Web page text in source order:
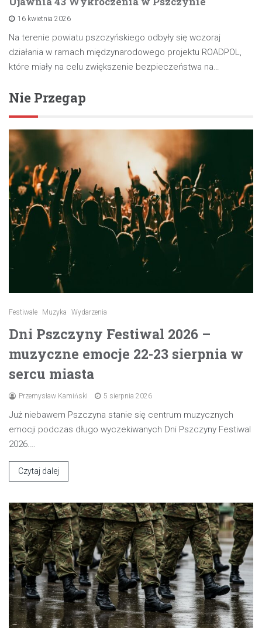
16 kwietnia 2026
Na terenie powiatu pszczyńskiego odbyły się wczoraj
działania w ramach międzynarodowego projektu ROADPOL,
które miały na celu zwiększenie bezpieczeństwa na…
Nie Przegap
Festiwale Muzyka Wydarzenia
Dni Pszczyny Festiwal 2026 –
muzyczne emocje 22-23 sierpnia w
sercu miasta
Przemysław Kamiński 5 sierpnia 2026
Już niebawem Pszczyna stanie się centrum muzycznych
emocji podczas długo wyczekiwanych Dni Pszczyny Festiwal
2026.…
Czytaj dalej